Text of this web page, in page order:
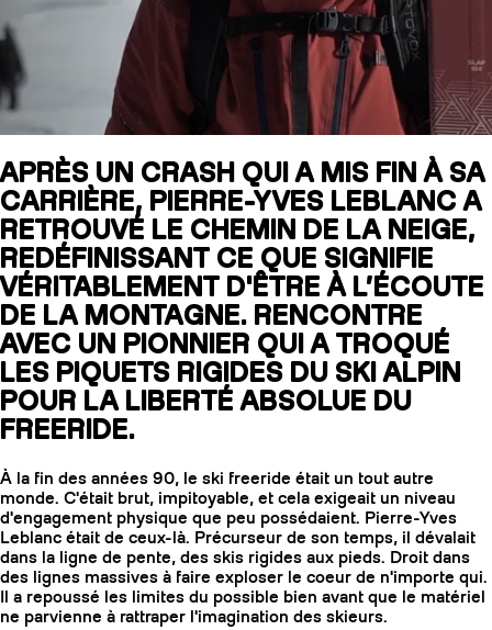
SLAP 104
LITE
SLAP 92
UBAC 102
BÂTONS
APRÈS UN CRASH QUI A MIS FIN À SA
CARRIÈRE, PIERRE-YVES LEBLANC A
RETROUVÉ LE CHEMIN DE LA NEIGE,
REDÉFINISSANT CE QUE SIGNIFIE
VÉRITABLEMENT D'ÊTRE À L’ÉCOUTE
DE LA MONTAGNE. RENCONTRE
AVEC UN PIONNIER QUI A TROQUÉ
LES PIQUETS RIGIDES DU SKI ALPIN
POUR LA LIBERTÉ ABSOLUE DU
FREERIDE.
À la fin des années 90, le ski freeride était un tout autre
monde. C'était brut, impitoyable, et cela exigeait un niveau
d'engagement physique que peu possédaient. Pierre-Yves
Leblanc était de ceux-là. Précurseur de son temps, il dévalait
dans la ligne de pente, des skis rigides aux pieds. Droit dans
des lignes massives à faire exploser le coeur de n'importe qui.
Il a repoussé les limites du possible bien avant que le matériel
ne parvienne à rattraper l'imagination des skieurs.